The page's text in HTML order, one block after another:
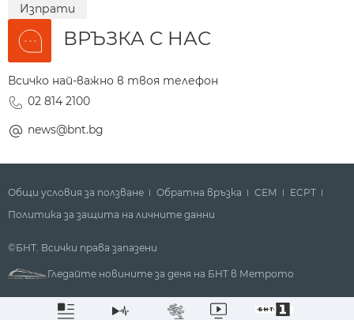
Изпрати
ВРЪЗКА С НАС
Всичко най-важно в твоя телефон
02 814 2100
news@bnt.bg
Общи условия за ползване Обратна връзка СЕМ
ECPT
Политика за защита на личните данни
©БНТ. Всички права запазени
Гледайте новините за деня на БНТ в Метрото